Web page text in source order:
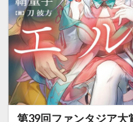
第39回ファンタジア大